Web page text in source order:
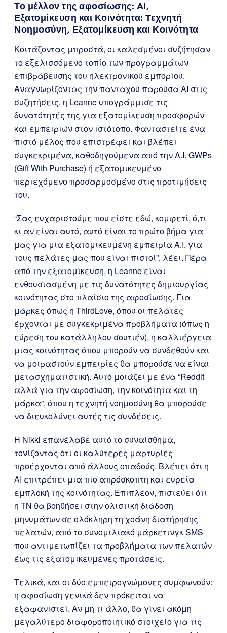
Το μέλλον της αφοσίωσης: AI,
Εξατομίκευση και Κοινότητα: Τεχνητή
Νοημοσύνη, Εξατομίκευση και Κοινότητα
Κοιτάζοντας μπροστά, οι καλεσμένοι συζήτησαν
το εξελισσόμενο τοπίο των προγραμμάτων
επιβράβευσης του ηλεκτρονικού εμπορίου.
Αναγνωρίζοντας την πανταχού παρούσα AI στις
συζητήσεις, η Leanne υπογράμμισε τις
δυνατότητές της για εξατομίκευση προσφορών
και εμπειριών στον ιστότοπο. Φανταστείτε ένα
πιστό μέλος που επιστρέφει και βλέπει
συγκεκριμένα, καθοδηγούμενα από την A.I. GWPs
(Gift With Purchase) ή εξατομικευμένο
περιεχόμενο προσαρμοσμένο στις προτιμήσεις
του.
“Σας ευχαριστούμε που είστε εδώ, κομφετί, ό,τι
κι αν είναι αυτό, αυτό είναι το πρώτο βήμα για
μας για μια εξατομικευμένη εμπειρία A.I. για
τους πελάτες μας που είναι πιστοί”, λέει. Πέρα
από την εξατομίκευση, η Leanne είναι
ενθουσιασμένη με τις δυνατότητες δημιουργίας
κοινότητας στο πλαίσιο της αφοσίωσης. Για
μάρκες όπως η ThirdLove, όπου οι πελάτες
έρχονται με συγκεκριμένα προβλήματα (όπως η
εύρεση του κατάλληλου σουτιέν), η καλλιέργεια
μιας κοινότητας όπου μπορούν να συνδεθούν και
να μοιραστούν εμπειρίες θα μπορούσε να είναι
μετασχηματιστική. Αυτό μοιάζει με ένα “Reddit
αλλά για την αφοσίωση, την κοινότητα και τη
μάρκα”, όπου η τεχνητή νοημοσύνη θα μπορούσε
να διευκολύνει αυτές τις συνδέσεις.
Η Nikki επανέλαβε αυτό το συναίσθημα,
τονίζοντας ότι οι καλύτερες μαρτυρίες
προέρχονται από άλλους οπαδούς. Βλέπει ότι η
AI επιτρέπει μια πιο απρόσκοπτη και ευρεία
εμπλοκή της κοινότητας. Επιπλέον, πιστεύει ότι
η ΤΝ θα βοηθήσει στην ολιστική διάδοση
μηνυμάτων σε ολόκληρη τη χοάνη διατήρησης
πελατών, από το συνομιλιακό μάρκετινγκ SMS
που αντιμετωπίζει τα προβλήματα των πελατών
έως τις εξατομικευμένες προτάσεις.
Τελικά, και οι δύο εμπειρογνώμονες συμφωνούν:
η αφοσίωση γενικά δεν πρόκειται να
εξαφανιστεί. Αν μη τι άλλο, θα γίνει ακόμη
μεγαλύτερο διαφοροποιητικό στοιχείο για τις